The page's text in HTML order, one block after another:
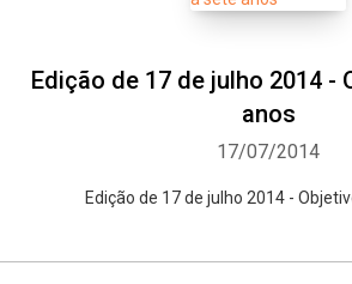
Edição de 17 de julho 2014 -
anos
17/07/2014
Edição de 17 de julho 2014 -